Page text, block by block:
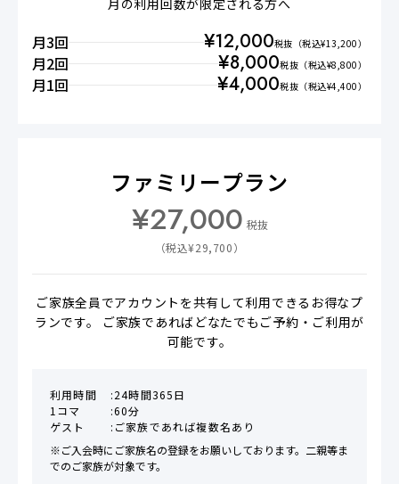
月の利用回数が限定される方へ
月3回 ¥12,000税抜 （税込¥13,200）
月2回 ¥8,000税抜 （税込¥8,800）
月1回 ¥4,000税抜 （税込¥4,400）
ファミリープラン
¥27,000 税抜
（税込¥29,700）
ご家族全員でアカウントを共有して利用できるお得なプ
ランです。 ご家族であればどなたでもご予約・ご利用が
可能です。
利用時間
24時間365日
1コマ
60分
ゲスト
ご家族であれば複数名あり
※ご入会時にご家族名の登録をお願いしております。二親等ま
でのご家族が対象です。